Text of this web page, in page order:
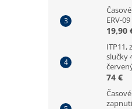
ERV-
19,90
ITP11,
slučky
74 €